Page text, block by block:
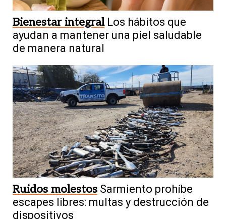
Bienestar integral Los hábitos que
ayudan a mantener una piel saludable
de manera natural
Ruidos molestos Sarmiento prohíbe
escapes libres: multas y destrucción de
dispositivos